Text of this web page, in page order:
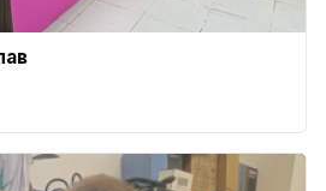
Колпино